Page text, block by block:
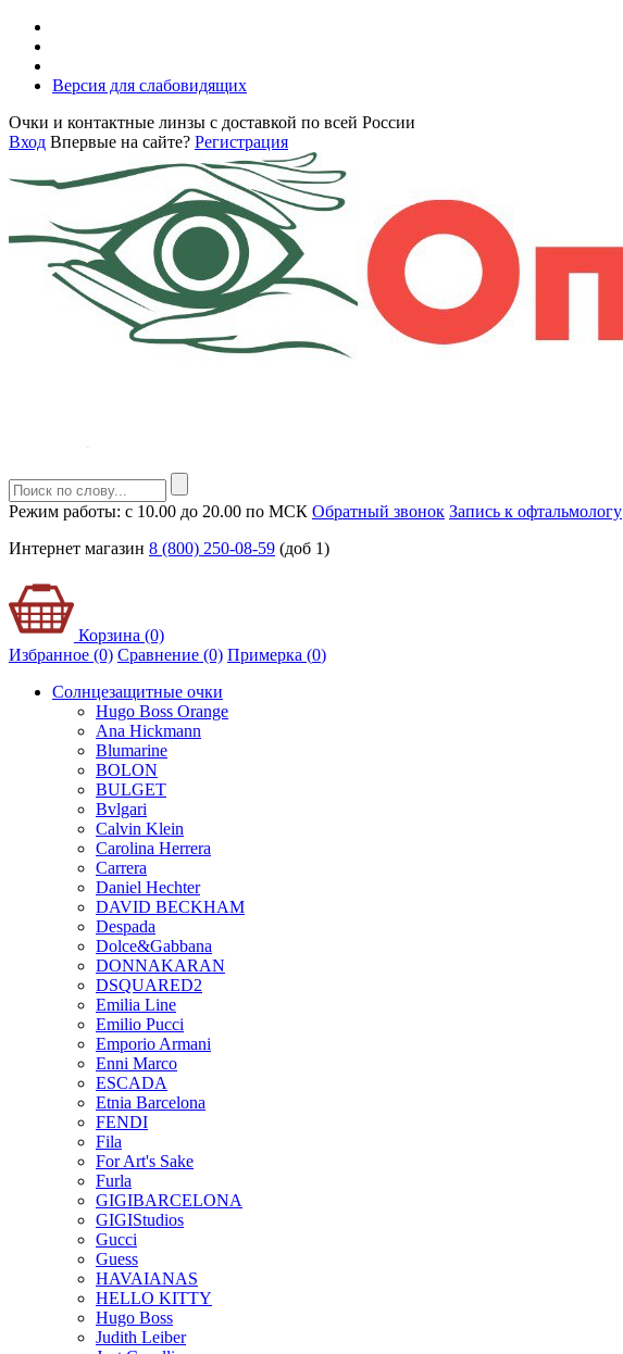
Версия для слабовидящих
Очки и контактные линзы с доставкой по всей России
Вход Впервые на сайте? Регистрация
Режим работы: с 10.00 до 20.00 по МСК Обратный звонок Запись к офтальмологу
Интернет магазин 8 (800) 250-08-59 (доб 1)
Корзина (0)
Избранное (0) Сравнение (0) Примерка (0)
Солнцезащитные очки
Hugo Boss Orange
Ana Hickmann
Blumarine
BOLON
BULGET
Bvlgari
Calvin Klein
Carolina Herrera
Carrera
Daniel Hechter
DAVID BECKHAM
Despada
Dolce&Gabbana
DONNAKARAN
DSQUARED2
Emilia Line
Emilio Pucci
Emporio Armani
Enni Marco
ESCADA
Etnia Barcelona
FENDI
Fila
For Art's Sake
Furla
GIGIBARCELONA
GIGIStudios
Gucci
Guess
HAVAIANAS
HELLO KITTY
Hugo Boss
Judith Leiber